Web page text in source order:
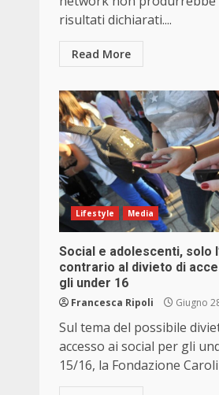
risultati dichiarati....
Read More
Lifestyle Media
Social e adolescenti, solo
contrario al divieto di
gli under 16
Francesca Ripoli Giugno
Sul tema del possibile
accesso ai social per gli
15/16, la Fondazione